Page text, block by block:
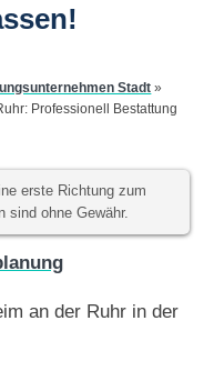
Stadt »
Professionell Bestattung
erste Richtung zum
sind ohne Gewähr.
an der Ruhr in der